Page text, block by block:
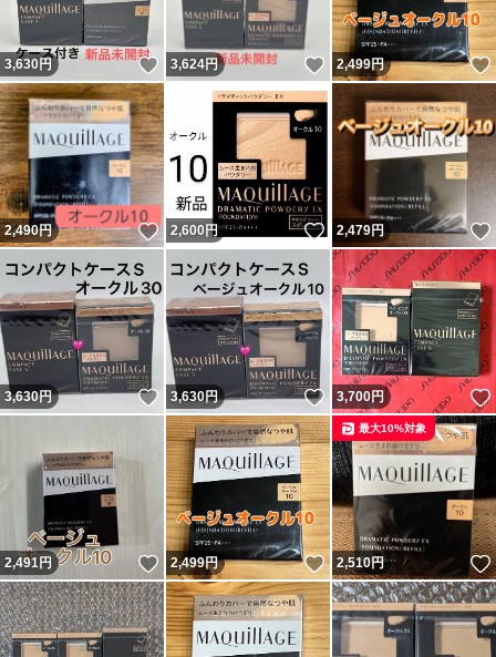
3,630円 いいね！
3,624円 いいね！
2,499円
2,490円 いいね！
2,600 円 いいね！
2,479円
3,630円 いいね！
3,630円 いいね！
3,700円
2,491円 いいね！
2,499円 いいね！
2,510円
最大10%対象